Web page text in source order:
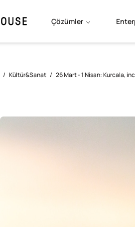
Çözümler
/ Kültür&Sanat / 26 Mart - 1 Nisan: Kurcala,